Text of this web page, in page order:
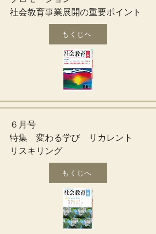
社会教育事業展開の重要ポイント
もくじへ
６月号
特集 変わる学び リカレント
リスキリング
もくじへ